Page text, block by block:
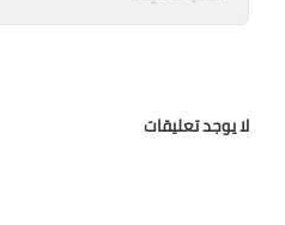
لا يوجد تعليقات